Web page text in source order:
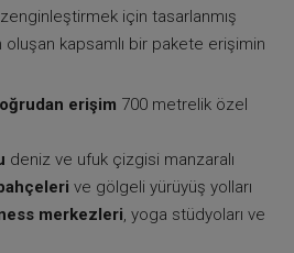
için tasarlanmış
oluşan kapsamlı bir pakete erişimin
erişim 700 metrelik özel
deniz ve ufuk çizgisi manzaralı
ve gölgeli yürüyüş yolları
merkezleri, yoga stüdyoları ve